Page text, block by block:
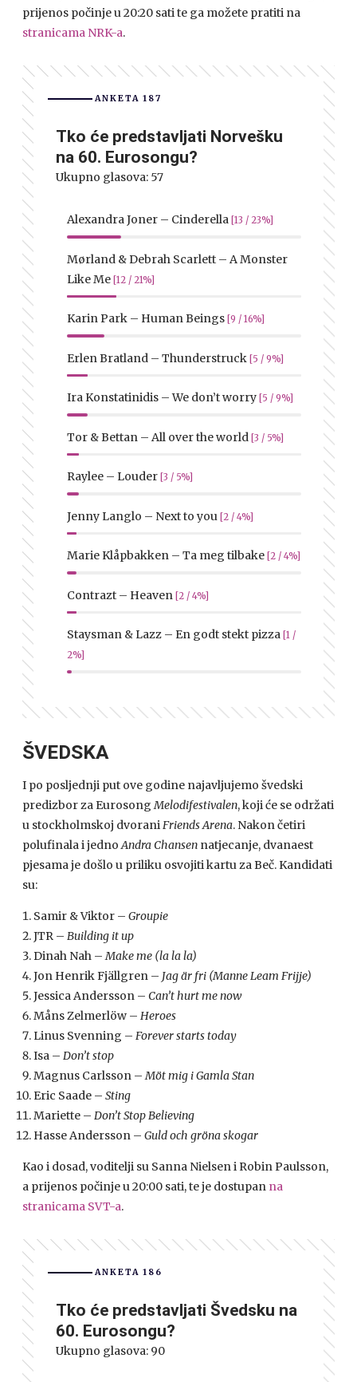
prijenos počinje u 20:20 sati te ga možete pratiti na
stranicama NRK-a.
ANKETA 187
Tko će predstavljati Norvešku
na 60. Eurosongu?
Ukupno glasova: 57
Alexandra Joner – Cinderella [13 / 23%]
Mørland & Debrah Scarlett – A Monster
Like Me [12 / 21%]
Karin Park – Human Beings [9 / 16%]
Erlen Bratland – Thunderstruck [5 / 9%]
Ira Konstatinidis – We don’t worry [5 / 9%]
Tor & Bettan – All over the world [3 / 5%]
Raylee – Louder [3 / 5%]
Jenny Langlo – Next to you [2 / 4%]
Marie Klåpbakken – Ta meg tilbake [2 / 4%]
Contrazt – Heaven [2 / 4%]
Staysman & Lazz – En godt stekt pizza [1 /
2%]
ŠVEDSKA
I po posljednji put ove godine najavljujemo švedski
predizbor za Eurosong Melodifestivalen, koji će se održati
u stockholmskoj dvorani Friends Arena. Nakon četiri
polufinala i jedno Andra Chansen natjecanje, dvanaest
pjesama je došlo u priliku osvojiti kartu za Beč. Kandidati
su:
Samir & Viktor – Groupie
JTR – Building it up
Dinah Nah – Make me (la la la)
Jon Henrik Fjällgren – Jag är fri (Manne Leam Frijje)
Jessica Andersson – Can’t hurt me now
Måns Zelmerlöw – Heroes
Linus Svenning – Forever starts today
Isa – Don’t stop
Magnus Carlsson – Möt mig i Gamla Stan
Eric Saade – Sting
Mariette – Don’t Stop Believing
Hasse Andersson – Guld och gröna skogar
Kao i dosad, voditelji su Sanna Nielsen i Robin Paulsson,
a prijenos počinje u 20:00 sati, te je dostupan na
stranicama SVT-a.
ANKETA 186
Tko će predstavljati Švedsku na
60. Eurosongu?
Ukupno glasova: 90